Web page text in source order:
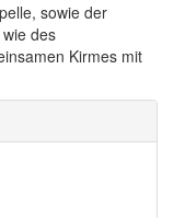
sowie der
des
Kirmes mit